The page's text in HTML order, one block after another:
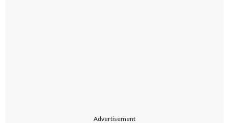
Advertisement